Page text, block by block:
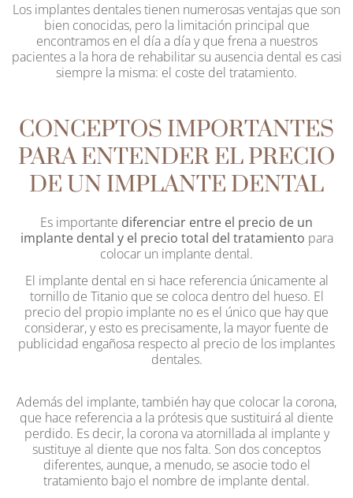
Los implantes dentales tienen numerosas ventajas que son
bien conocidas, pero la limitación principal que
encontramos en el día a día y que frena a nuestros
pacientes a la hora de rehabilitar su ausencia dental es casi
siempre la misma: el coste del tratamiento.
CONCEPTOS IMPORTANTES
PARA ENTENDER EL PRECIO
DE UN IMPLANTE DENTAL
Es importante diferenciar entre el precio de un
implante dental y el precio total del tratamiento para
colocar un implante dental.
El implante dental en si hace referencia únicamente al
tornillo de Titanio que se coloca dentro del hueso. El
precio del propio implante no es el único que hay que
considerar, y esto es precisamente, la mayor fuente de
publicidad engañosa respecto al precio de los implantes
dentales.
Además del implante, también hay que colocar la corona,
que hace referencia a la prótesis que sustituirá al diente
perdido. Es decir, la corona va atornillada al implante y
sustituye al diente que nos falta. Son dos conceptos
diferentes, aunque, a menudo, se asocie todo el
tratamiento bajo el nombre de implante dental.